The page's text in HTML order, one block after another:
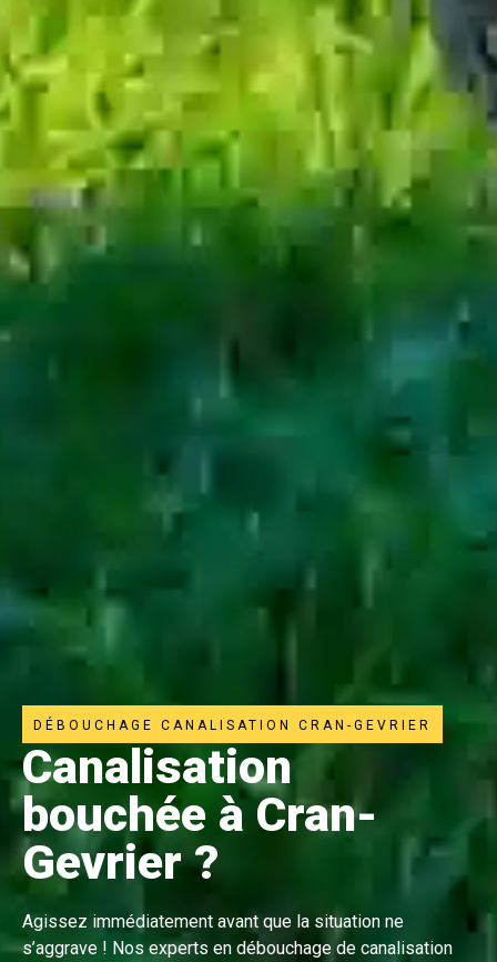
DÉBOUCHAGE CANALISATION CRAN-GEVRIER
Canalisation
bouchée à Cran-
Gevrier ?
Agissez immédiatement avant que la situation ne
s’aggrave ! Nos experts en débouchage de canalisation